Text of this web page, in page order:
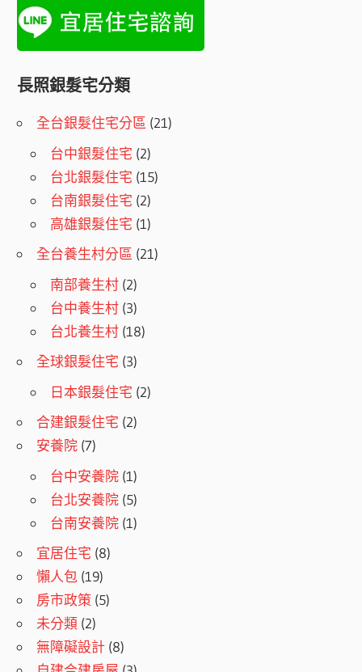
長照銀髮宅分類
全台銀髮住宅分區 (21)
台中銀髮住宅 (2)
台北銀髮住宅 (15)
台南銀髮住宅 (2)
高雄銀髮住宅 (1)
全台養生村分區 (21)
南部養生村 (2)
台中養生村 (3)
台北養生村 (18)
全球銀髮住宅 (3)
日本銀髮住宅 (2)
合建銀髮住宅 (2)
安養院 (7)
台中安養院 (1)
台北安養院 (5)
台南安養院 (1)
宜居住宅 (8)
懶人包 (19)
房市政策 (5)
未分類 (2)
無障礙設計 (8)